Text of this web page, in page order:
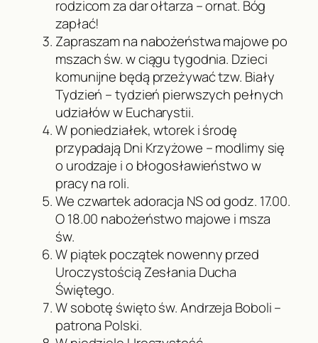
rodzicom za dar ołtarza – ornat. Bóg
zapłać!
Zapraszam na nabożeństwa majowe po
mszach św. w ciągu tygodnia. Dzieci
komunijne będą przeżywać tzw. Biały
Tydzień – tydzień pierwszych pełnych
udziałów w Eucharystii.
W poniedziałek, wtorek i środę
przypadają Dni Krzyżowe – modlimy się
o urodzaje i o błogosławieństwo w
pracy na roli.
We czwartek adoracja NS od godz. 17.00.
O 18.00 nabożeństwo majowe i msza
św.
W piątek początek nowenny przed
Uroczystością Zesłania Ducha
Świętego.
W sobotę święto św. Andrzeja Boboli –
patrona Polski.